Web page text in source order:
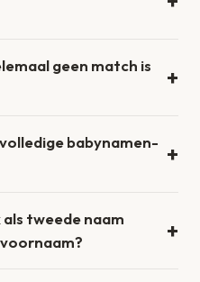
geen match is
babynamen-
tweede naam